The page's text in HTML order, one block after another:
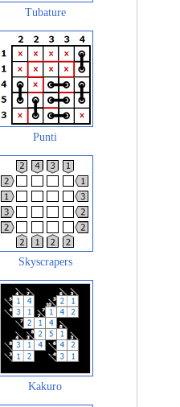
Tubature
Punti
Skyscrapers
Kakuro